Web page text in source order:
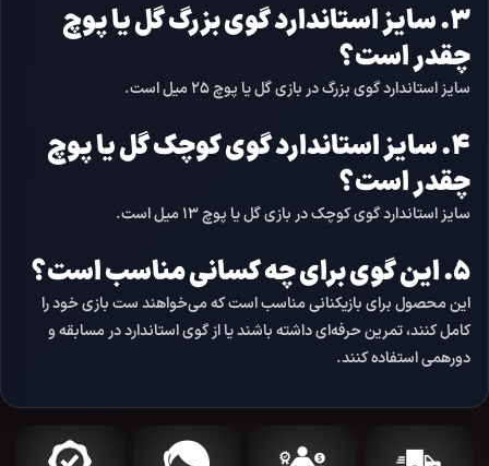
۳. سایز استاندارد گوی بزرگ گل یا پوچ
چقدر است؟
سایز استاندارد گوی بزرگ در بازی گل یا پوچ۲۵ میل است.
۴. سایز استاندارد گوی کوچک گل یا پوچ
چقدر است؟
سایز استاندارد گوی کوچک در بازی گل یا پوچ۱۳ میل است.
۵. این گوی برای چه کسانی مناسب است؟
این محصول برای بازیکنانی مناسب است که می‌خواهند ست بازی خود را
کامل کنند، تمرین حرفه‌ای داشته باشند یا از گوی استاندارد در مسابقه و
دورهمی استفاده کنند.